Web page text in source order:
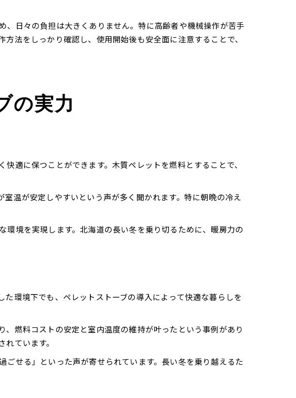
日々の負担は大きくありません。特に高齢者や機械操作が苦手
法をしっかり確認し、使用開始後も安全面に注意することで、
の実力
適に保つことができます。木質ペレットを燃料とすることで、
温が安定しやすいという声が多く聞かれます。特に朝晩の冷え
境を実現します。北海道の長い冬を乗り切るために、暖房力の
環境下でも、ペレットストーブの導入によって快適な暮らしを
燃料コストの安定と室内温度の維持が叶ったという事例があり
ています。
せる」といった声が寄せられています。長い冬を乗り越えるた